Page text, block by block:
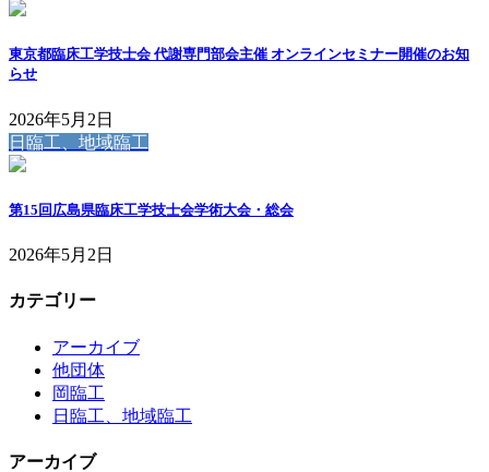
東京都臨床工学技士会 代謝専門部会主催 オンラインセミナー開催のお知
らせ
2026年5月2日
日臨工、地域臨工
第15回広島県臨床工学技士会学術大会・総会
2026年5月2日
カテゴリー
アーカイブ
他団体
岡臨工
日臨工、地域臨工
アーカイブ